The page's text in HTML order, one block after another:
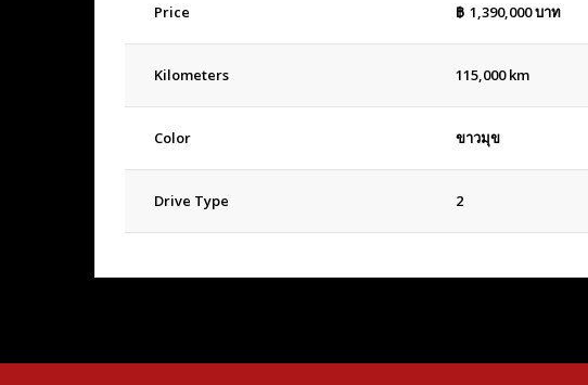
Price ฿ 1,390,000บาท
Kilometers 115,000 km
Color ขาวมุข
Drive Type 2